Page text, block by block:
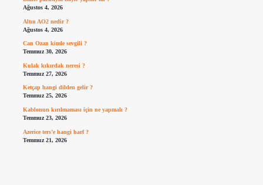
Ağustos 4, 2026
Altın AO2 nedir ?
Ağustos 4, 2026
Can Ozan kimle sevgili ?
Temmuz 30, 2026
Kulak kıkırdak neresi ?
Temmuz 27, 2026
Ketçap hangi dilden gelir ?
Temmuz 25, 2026
Kablonun kırılmaması için ne yapmalı ?
Temmuz 23, 2026
Azerice ters’e hangi harf ?
Temmuz 21, 2026